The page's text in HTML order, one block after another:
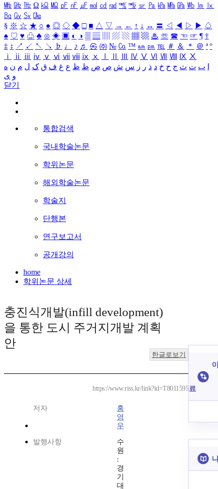
㎒ ㎓ ㎔ Ω ㏀ ㏁ ㎊ ㎋ ㎌ ㏖ ㏅ ㎭ ㎮ ㎯ ㏛ ㎩ ㎪ ㎫ ㎬ ㏝ ㏐
㏓
㏃ ㏉ ㏜ ㏆
§ ※ ☆ ★ ○ ● ◎ ◇ ◆ □ ■ △ ▽ → ← ↑ ↓ ↔ 〓 ◁ ◀ ▷ ▶ ♤
♠ ♡ ♥ ♧ ♣ ⊙ ◈ ▣ ◐ ◑ ▒ ▤ ▨ ▧ ▦ ▩ ♨ ☏ ☎ ☜ ☞ ¶ †
‡ ↕ ↗ ↙ ↖ ↘ ♭ ♩ ♪ ♬ ㉿ ㈜ № ㏇ ™ ㏂ ㏘ ℡ ＃ ＆ ＊ ＠ ª º
ⅰ
ⅱ ⅲ ⅳ ⅴ ⅵ ⅶ ⅷ ⅸ ⅹ Ⅳ Ⅴ Ⅵ Ⅶ Ⅷ Ⅸ Ⅹ
ب ت ث ج ح خ د ذ ر ز س ش ص ض ط ظ ع غ ف ق ک ل م ن ه
و ی
닫기
통합검색
국내학술논문
학위논문
해외학술논문
학술지
단행본
연구보고서
공개강의
home
학위논문 상세
충진식개발(infill development)
을 통한 도시 주거지개발 계획
안
한글로보기
https://www.riss.kr/link?id=T8011595
저자
홍
영
우
발행사항
수
원
:
경
기
대
료